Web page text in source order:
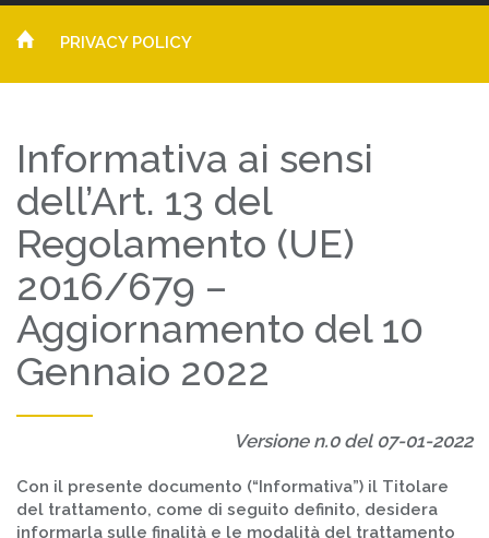
PRIVACY POLICY
Informativa ai sensi
dell’Art. 13 del
Regolamento (UE)
2016/679 –
Aggiornamento del 10
Gennaio 2022
Versione n.0 del 07-01-2022
Con il presente documento (“Informativa”) il Titolare
del trattamento, come di seguito definito, desidera
informarla sulle finalità e le modalità del trattamento